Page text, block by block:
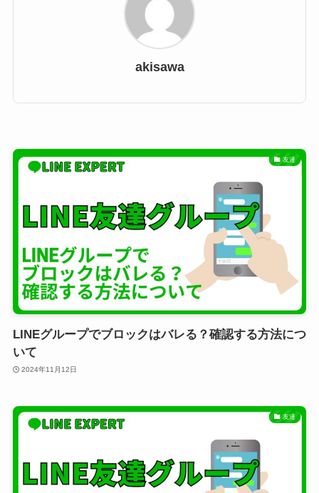
akisawa
友達
LINEグループでブロックはバレる？確認する方法につ
いて
2024年11月12日
友達